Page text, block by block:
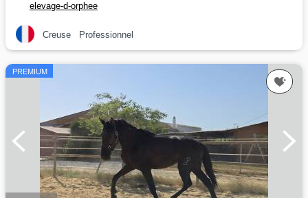
elevage-d-orphee
Creuse Professionnel
PREMIUM